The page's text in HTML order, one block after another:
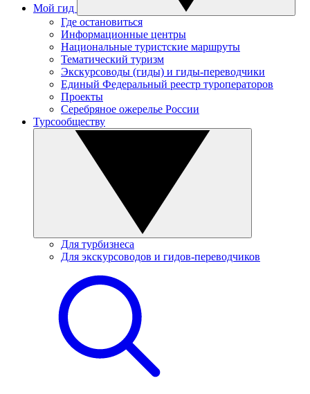
Мой гид
Где остановиться
Информационные центры
Национальные туристские маршруты
Тематический туризм
Экскурсоводы (гиды) и гиды-переводчики
Единый Федеральный реестр туроператоров
Проекты
Серебряное ожерелье России
Турсообществу
Для турбизнеса
Для экскурсоводов и гидов-переводчиков